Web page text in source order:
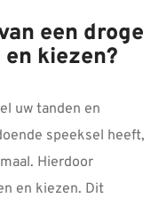
een droge
kiezen?
uw tanden en
speeksel heeft,
Hierdoor
en kiezen. Dit